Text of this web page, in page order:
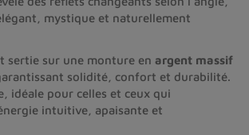
mystique et naturellement
sertie sur une monture en argent massif
solidité, confort et durabilité.
idéale pour celles et ceux qui
intuitive, apaisante et